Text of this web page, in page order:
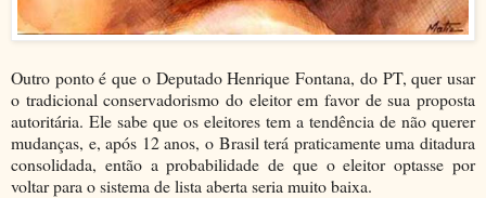
Outro ponto é que o Deputado Henrique Fontana, do PT, quer usar
o tradicional conservadorismo do eleitor em favor de sua proposta
autoritária. Ele sabe que os eleitores tem a tendência de não querer
mudanças, e, após 12 anos, o Brasil terá praticamente uma ditadura
consolidada, então a probabilidade de que o eleitor optasse por
voltar para o sistema de lista aberta seria muito baixa.